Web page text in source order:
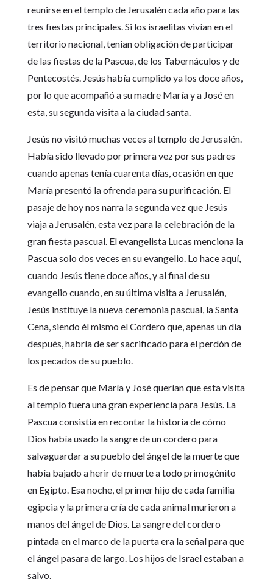
reunirse en el templo de Jerusalén cada año para las
tres fiestas principales. Si los israelitas vivían en el
territorio nacional, tenían obligación de participar
de las fiestas de la Pascua, de los Tabernáculos y de
Pentecostés. Jesús había cumplido ya los doce años,
por lo que acompañó a su madre María y a José en
esta, su segunda visita a la ciudad santa.
Jesús no visitó muchas veces al templo de Jerusalén.
Había sido llevado por primera vez por sus padres
cuando apenas tenía cuarenta días, ocasión en que
María presentó la ofrenda para su purificación. El
pasaje de hoy nos narra la segunda vez que Jesús
viaja a Jerusalén, esta vez para la celebración de la
gran fiesta pascual. El evangelista Lucas menciona la
Pascua solo dos veces en su evangelio. Lo hace aquí,
cuando Jesús tiene doce años, y al final de su
evangelio cuando, en su última visita a Jerusalén,
Jesús instituye la nueva ceremonia pascual, la Santa
Cena, siendo él mismo el Cordero que, apenas un día
después, habría de ser sacrificado para el perdón de
los pecados de su pueblo.
Es de pensar que María y José querían que esta visita
al templo fuera una gran experiencia para Jesús. La
Pascua consistía en recontar la historia de cómo
Dios había usado la sangre de un cordero para
salvaguardar a su pueblo del ángel de la muerte que
había bajado a herir de muerte a todo primogénito
en Egipto. Esa noche, el primer hijo de cada familia
egipcia y la primera cría de cada animal murieron a
manos del ángel de Dios. La sangre del cordero
pintada en el marco de la puerta era la señal para que
el ángel pasara de largo. Los hijos de Israel estaban a
salvo.